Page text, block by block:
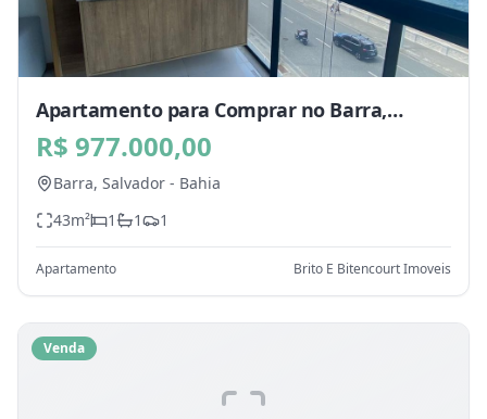
Apartamento para Comprar no Barra,
Salvador - BA
R$ 977.000,00
Barra, Salvador - Bahia
43m² 1 1 1
Apartamento Brito E Bitencourt Imoveis
Venda